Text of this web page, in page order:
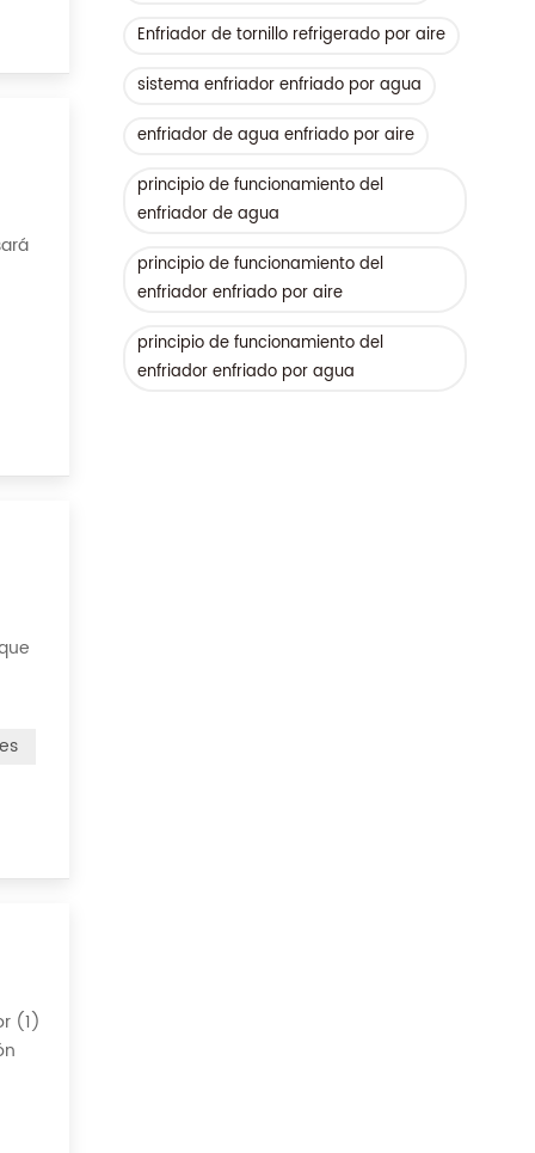
Enfriador de tornillo refrigerado por aire
sistema enfriador enfriado por agua
enfriador de agua enfriado por aire
principio de funcionamiento del
enfriador de agua
principio de funcionamiento del
enfriador enfriado por aire
principio de funcionamiento del
enfriador enfriado por agua
(1)